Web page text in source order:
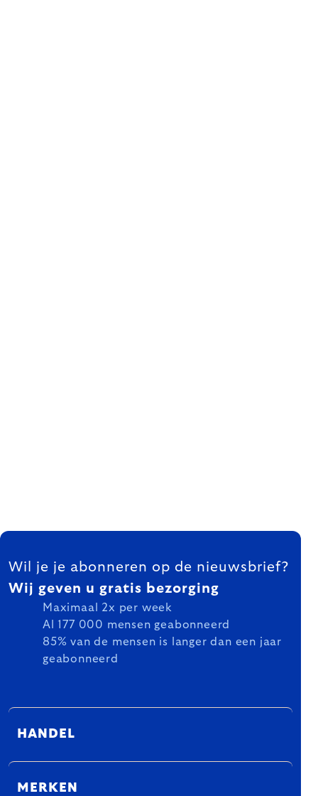
FOOTER
Wil je je abonneren op de nieuwsbrief?
Wij geven u gratis bezorging
Maximaal 2x per week
Al 177 000 mensen geabonneerd
85% van de mensen is langer dan een jaar
geabonneerd
HANDEL
MERKEN